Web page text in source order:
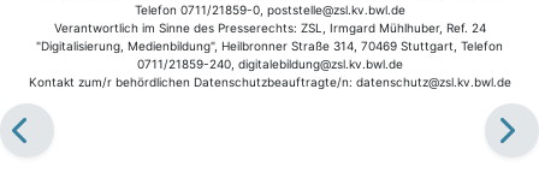
Telefon 0711/21859-0, poststelle@zsl.kv.bwl.de
Verantwortlich im Sinne des Presserechts: ZSL, Irmgard Mühlhuber, Ref. 24
"Digitalisierung, Medienbildung", Heilbronner Straße 314, 70469 Stuttgart, Telefon
0711/21859-240, digitalebildung@zsl.kv.bwl.de
Kontakt zum/r behördlichen Datenschutzbeauftragte/n: datenschutz@zsl.kv.bwl.de